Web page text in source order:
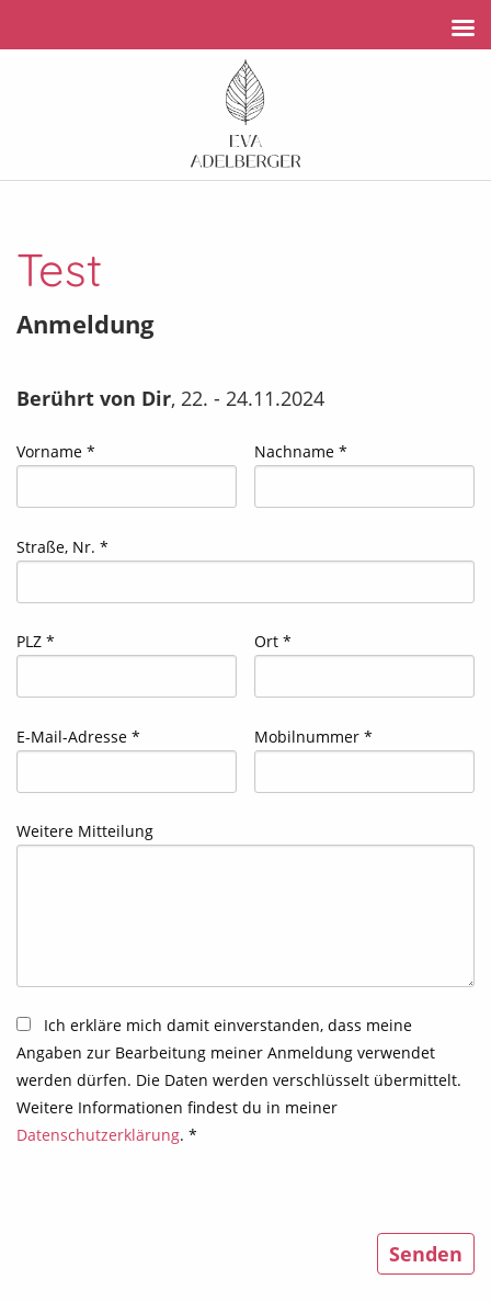
Test
Anmeldung
Berührt von Dir, 22. - 24.11.2024
Vorname * Nachname *
Straße, Nr. *
PLZ * Ort *
E-Mail-Adresse * Mobilnummer *
Weitere Mitteilung
Ich erkläre mich damit einverstanden, dass meine
Angaben zur Bearbeitung meiner Anmeldung verwendet
werden dürfen. Die Daten werden verschlüsselt übermittelt.
Weitere Informationen findest du in meiner
Datenschutzerklärung. *